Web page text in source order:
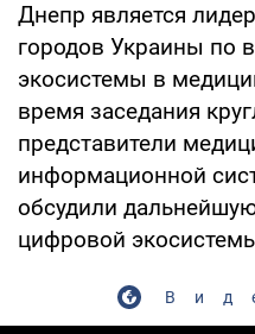
Днепр является
городов Украины по
экосистемы в
время заседания
представители
информационной
обсудили
цифровой